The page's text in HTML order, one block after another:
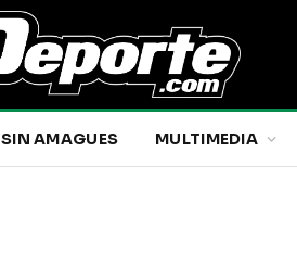
SIN AMAGUES MULTIMEDIA